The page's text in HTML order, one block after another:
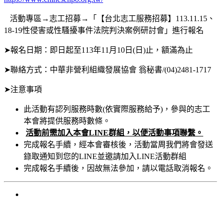
活動專區→志工招募→「【台北志工服務招募】113.11.15、
18-19性侵害或性騷擾事件法院判決案例研討會」進行報名
➤報名日期：即日起至113年11月10日(日)止，額滿為止
➤聯絡方式：中華非營利組織發展協會 翁秘書/(04)2481-1717
➤注意事項
此活動有認列服務時數(依實際服務給予)，參與的志工
本會將提供服務時數條。
活動前需加入本會LINE群組，以便活動事項聯繫。
完成報名手續，經本會審核後，活動當周我們將會發送
錄取通知到您的LINE並邀請加入LINE活動群組
完成報名手續後，因故無法參加，請以電話取消報名。